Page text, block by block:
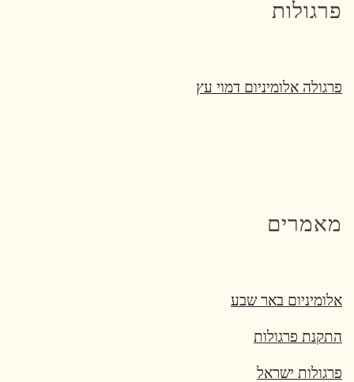
פרגולות
פרגולה אלומיניום דמוי עץ
מאמרים
אלומיניום באר שבע
התקנת פרגולות
פרגולות ישראל